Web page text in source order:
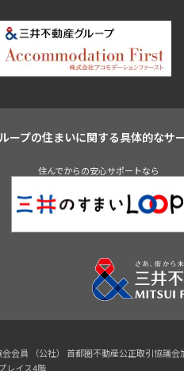
ープの住まいに関する具体的な
住んでからの安心サポートなら
会員 （公社） 首都圏不動産公正取引協議会
レイス4階